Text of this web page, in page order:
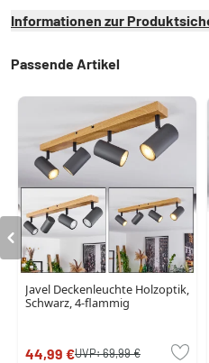
Informationen zur
Passende Artikel
Javel Deckenleuchte Holzoptik,
Schwarz, 4-flammig
44,99 €UVP:69,99 €